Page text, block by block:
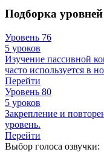
Подборка
Уровень 76
5 уроков
Изучение пассивной
часто используется в
Перейти
Уровень 80
5 уроков
Закрепление и
уровень.
Перейти
Выбор голоса озвучки: